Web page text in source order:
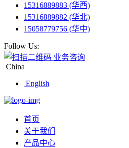
15316889883 (华西)
15316889882 (华北)
15058779756 (华中)
Follow Us:
业务咨询
China
English
首页
关于我们
产品中心